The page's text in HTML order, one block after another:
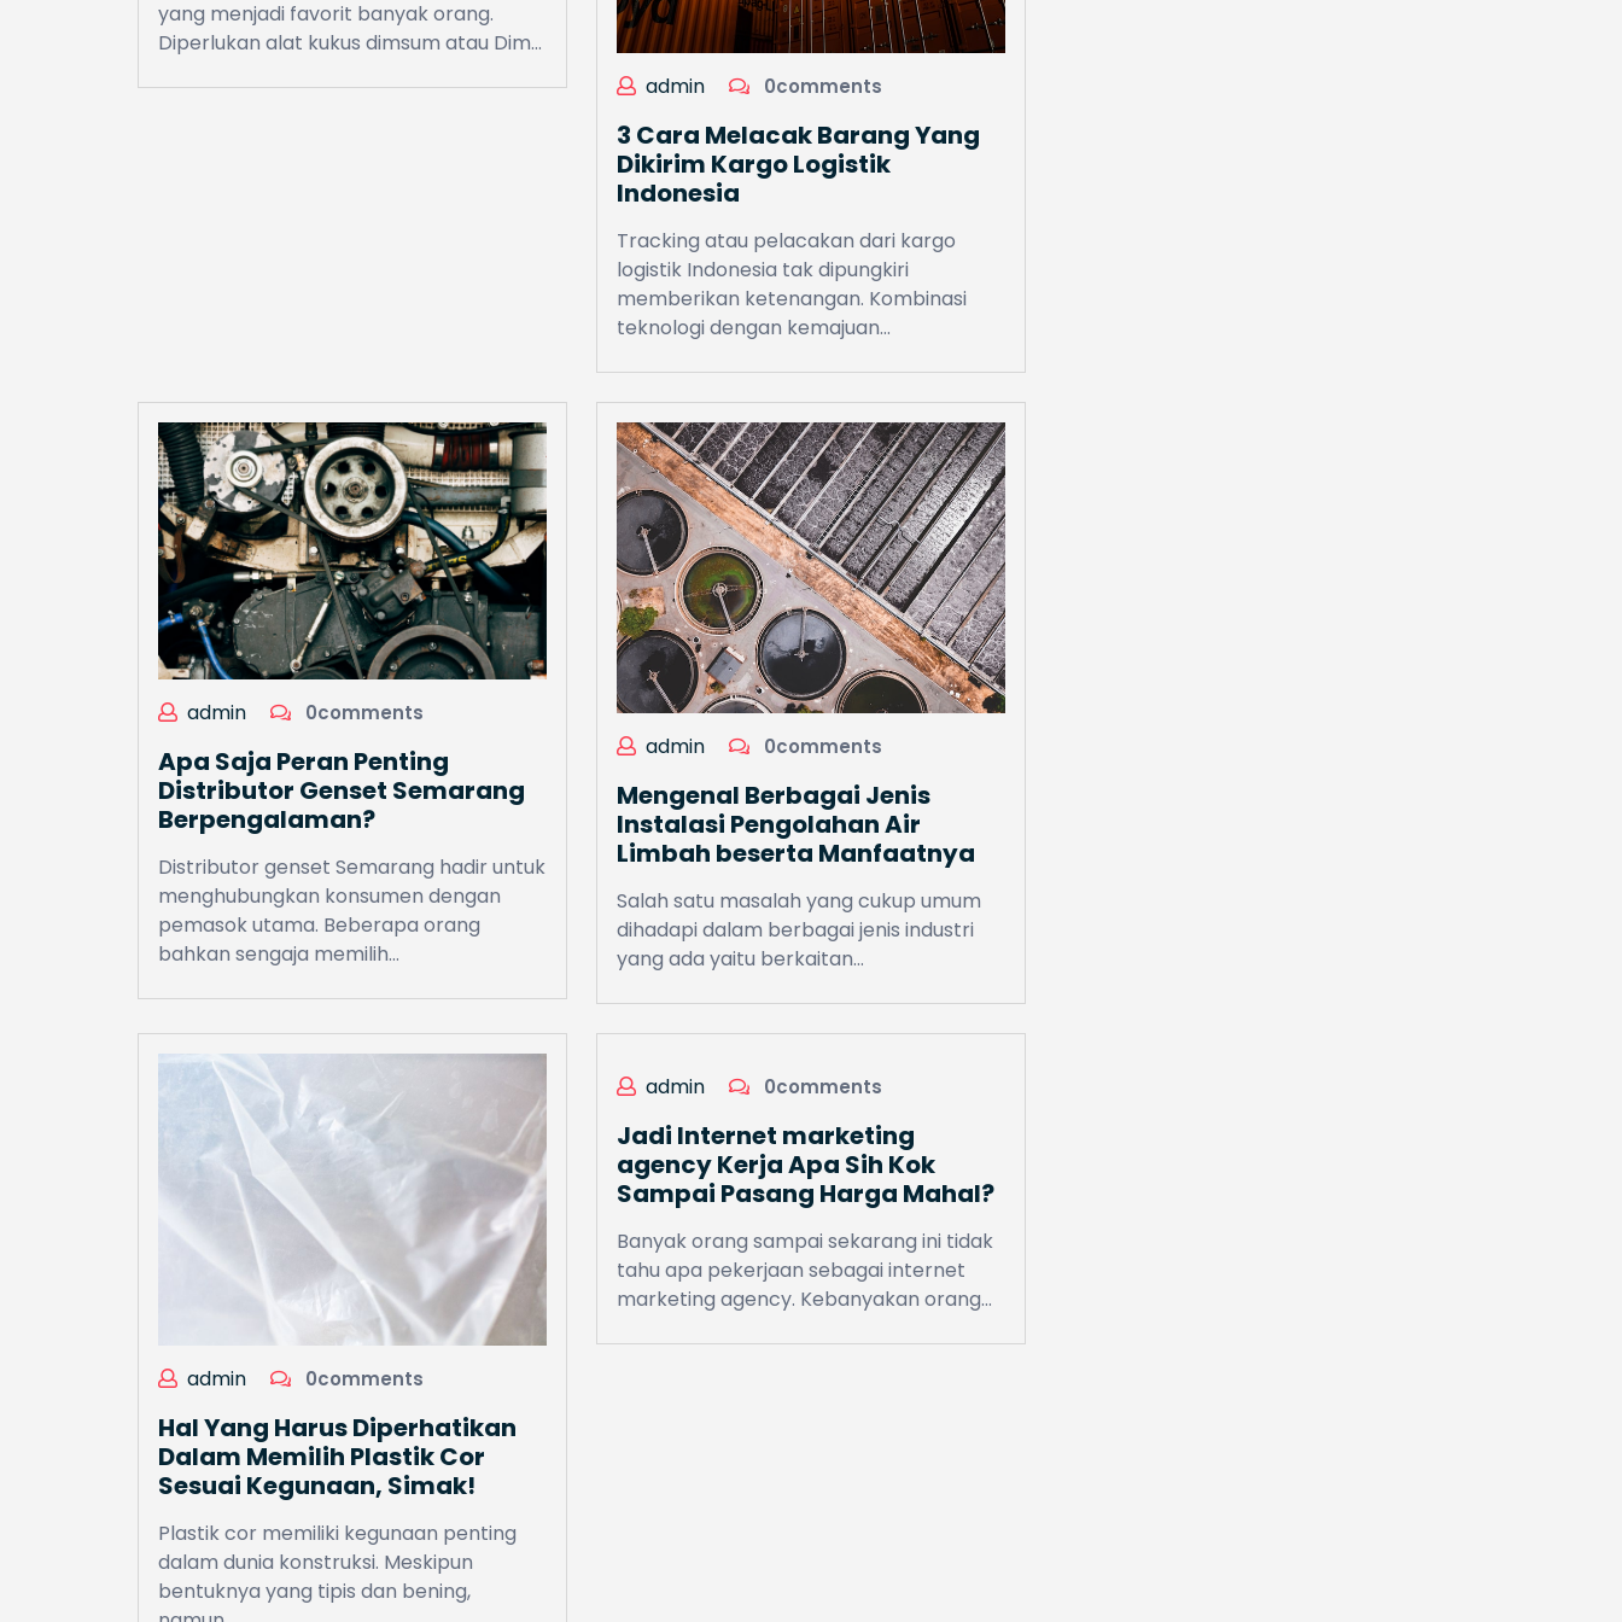
yang menjadi favorit banyak orang.
Diperlukan alat kukus dimsum atau Dim…
admin
0comments
3 Cara Melacak Barang Yang
Dikirim Kargo Logistik
Indonesia
Tracking atau pelacakan dari kargo
logistik Indonesia tak dipungkiri
memberikan ketenangan. Kombinasi
teknologi dengan kemajuan…
admin 0comments
Apa Saja Peran Penting
Distributor Genset Semarang
Berpengalaman?
Distributor genset Semarang hadir untuk
menghubungkan konsumen dengan
pemasok utama. Beberapa orang
bahkan sengaja memilih…
admin 0comments
Mengenal Berbagai Jenis
Instalasi Pengolahan Air
Limbah beserta Manfaatnya
Salah satu masalah yang cukup umum
dihadapi dalam berbagai jenis industri
yang ada yaitu berkaitan…
admin 0comments
Hal Yang Harus Diperhatikan
Dalam Memilih Plastik Cor
Sesuai Kegunaan, Simak!
Plastik cor memiliki kegunaan penting
dalam dunia konstruksi. Meskipun
bentuknya yang tipis dan bening,
admin 0comments
Jadi Internet marketing
agency Kerja Apa Sih Kok
Sampai Pasang Harga Mahal?
Banyak orang sampai sekarang ini tidak
tahu apa pekerjaan sebagai internet
marketing agency. Kebanyakan orang…